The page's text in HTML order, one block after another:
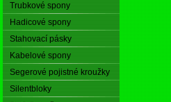
Trubkové spony
Hadicové spony
Stahovací pásky
Kabelové spony
Segerové pojistné kroužky
Silentbloky